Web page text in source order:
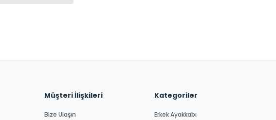
Müşteri İlişkileri
Bize Ulaşın
Kategoriler
Erkek Ayakkabı